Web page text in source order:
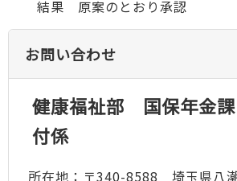
結果 原案のとおり承認
お問い合わせ
健康福祉部 国保年金
付係
所在地：〒340-8588 埼玉県八